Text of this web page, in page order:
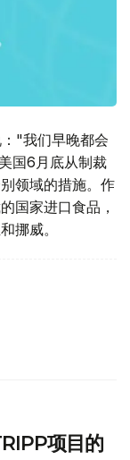
"我们早晚都会
国6月底从制裁
领域的措施。作
国家进口食品，
挪威。
项目的